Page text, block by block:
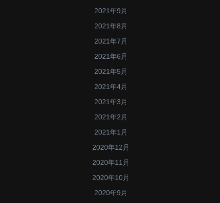
2021年9月
2021年8月
2021年7月
2021年6月
2021年5月
2021年4月
2021年3月
2021年2月
2021年1月
2020年12月
2020年11月
2020年10月
2020年9月